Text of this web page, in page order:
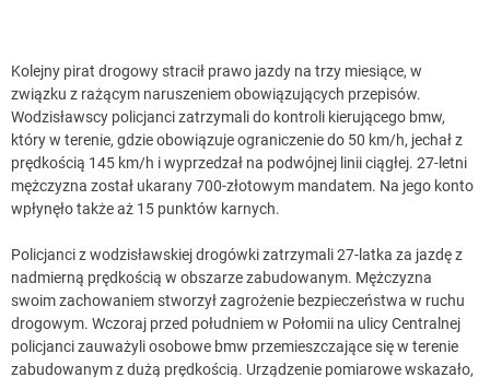
Kolejny pirat drogowy stracił prawo jazdy na trzy miesiące, w
związku z rażącym naruszeniem obowiązujących przepisów.
Wodzisławscy policjanci zatrzymali do kontroli kierującego bmw,
który w terenie, gdzie obowiązuje ograniczenie do 50 km/h, jechał z
prędkością 145 km/h i wyprzedzał na podwójnej linii ciągłej. 27-letni
mężczyzna został ukarany 700-złotowym mandatem. Na jego konto
wpłynęło także aż 15 punktów karnych.
Policjanci z wodzisławskiej drogówki zatrzymali 27-latka za jazdę z
nadmierną prędkością w obszarze zabudowanym. Mężczyzna
swoim zachowaniem stworzył zagrożenie bezpieczeństwa w ruchu
drogowym. Wczoraj przed południem w Połomii na ulicy Centralnej
policjanci zauważyli osobowe bmw przemieszczające się w terenie
zabudowanym z dużą prędkością. Urządzenie pomiarowe wskazało,